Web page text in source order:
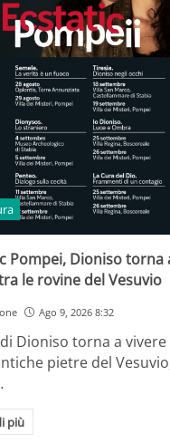
Pompei, Dioniso torna
le rovine del Vesuvio
Ago 9, 2026 8:32
Dioniso torna a vivere
pietre del
più